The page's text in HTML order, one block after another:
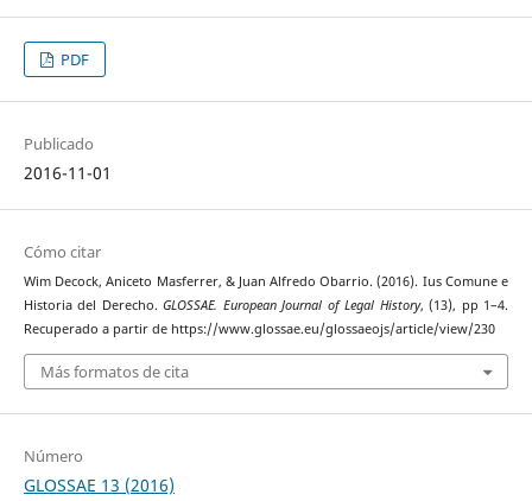
PDF
Publicado
2016-11-01
Cómo citar
Wim Decock, Aniceto Masferrer, & Juan Alfredo Obarrio. (2016). Ius Comune e
Historia del Derecho.GLOSSAE. European Journal of Legal History, (13), pp 1–4.
Recuperado a partir de https://www.glossae.eu/glossaeojs/article/view/230
Más formatos de cita
Número
GLOSSAE 13 (2016)